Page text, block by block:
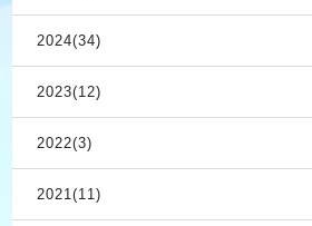
2024(34)
2023(12)
2022(3)
2021(11)